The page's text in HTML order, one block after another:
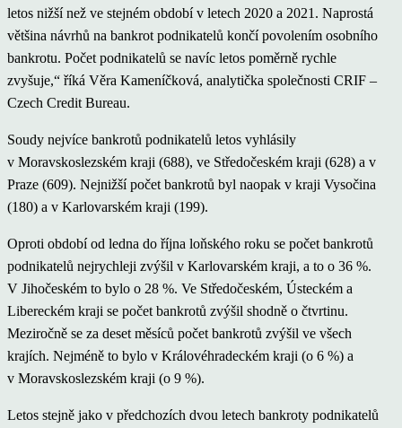
letos nižší než ve stejném období v letech 2020 a 2021. Naprostá
většina návrhů na bankrot podnikatelů končí povolením osobního
bankrotu. Počet podnikatelů se navíc letos poměrně rychle
zvyšuje,“ říká Věra Kameníčková, analytička společnosti CRIF –
Czech Credit Bureau.
Soudy nejvíce bankrotů podnikatelů letos vyhlásily
v Moravskoslezském kraji (688), ve Středočeském kraji (628) a v
Praze (609). Nejnižší počet bankrotů byl naopak v kraji Vysočina
(180) a v Karlovarském kraji (199).
Oproti období od ledna do října loňského roku se počet bankrotů
podnikatelů nejrychleji zvýšil v Karlovarském kraji, a to o 36 %.
V Jihočeském to bylo o 28 %. Ve Středočeském, Ústeckém a
Libereckém kraji se počet bankrotů zvýšil shodně o čtvrtinu.
Meziročně se za deset měsíců počet bankrotů zvýšil ve všech
krajích. Nejméně to bylo v Královéhradeckém kraji (o 6 %) a
v Moravskoslezském kraji (o 9 %).
Letos stejně jako v předchozích dvou letech bankroty podnikatelů